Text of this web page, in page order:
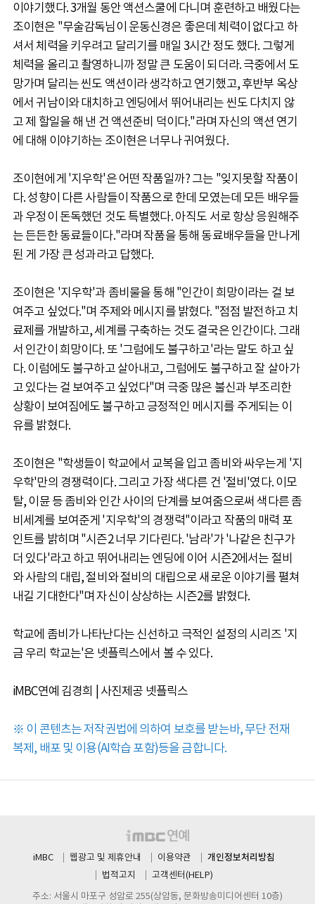
이야기했다. 3개월 동안 액션스쿨에 다니며 훈련하고 배웠다는
조이현은 "무술감독님이 운동신경은 좋은데 체력이 없다고 하
셔서 체력을 키우려고 달리기를 매일 3시간 정도 했다. 그렇게
체력을 올리고 촬영하니까 정말 큰 도움이 되더라. 극중에서 도
망가며 달리는 씬도 액션이라 생각하고 연기했고, 후반부 옥상
에서 귀남이와 대치하고 엔딩에서 뛰어내리는 씬도 다치지 않
고 제 할일을 해 낸 건 액션준비 덕이다."라며 자신의 액션 연기
에 대해 이야기하는 조이현은 너무나 귀여웠다.
조이현에게 '지우학'은 어떤 작품일까? 그는 "잊지못할 작품이
다. 성향이 다른 사람들이 작품으로 한데 모였는데 모든 배우들
과 우정이 돈독했던 것도 특별했다. 아직도 서로 항상 응원해주
는 든든한 동료들이다."라며 작품을 통해 동료배우들을 만나게
된 게 가장 큰 성과라고 답했다.
조이현은 '지우학'과 좀비물을 통해 "인간이 희망이라는 걸 보
여주고 싶었다."며 주제와 메시지를 밝혔다. "점점 발전하고 치
료제를 개발하고, 세계를 구축하는 것도 결국은 인간이다. 그래
서 인간이 희망이다. 또 '그럼에도 불구하고'라는 말도 하고 싶
다. 이럼에도 불구하고 살아내고, 그럼에도 불구하고 잘 살아가
고 있다는 걸 보여주고 싶었다"며 극중 많은 불신과 부조리한
상황이 보여짐에도 불구하고 긍정적인 메시지를 주게되는 이
유를 밝혔다.
조이현은 "학생들이 학교에서 교복을 입고 좀비와 싸우는게 '지
우학'만의 경쟁력이다. 그리고 가장 색다른 건 '절비'였다. 이모
탈, 이뮨 등 좀비와 인간 사이의 단계를 보여줌으로써 색다른 좀
비세계를 보여준게 '지우학'의 경쟁력"이라고 작품의 매력 포
인트를 밝히며 "시즌2 너무 기다린다. '남라'가 '나같은 친구가
더 있다'라고 하고 뛰어내리는 엔딩에 이어 시즌2에서는 절비
와 사람의 대립, 절비와 절비의 대립으로 새로운 이야기를 펼쳐
내길 기대한다"며 자신이 상상하는 시즌2를 밝혔다.
학교에 좀비가 나타난다는 신선하고 극적인 설정의 시리즈 '지
금 우리 학교는'은 넷플릭스에서 볼 수 있다.
iMBC연예 김경희 | 사진제공 넷플릭스
※ 이 콘텐츠는 저작권법에 의하여 보호를 받는바, 무단 전재
복제, 배포 및 이용(AI학습 포함)등을 금합니다.
iMBC 웹광고 및 제휴안내 이용약관 개인정보처리방침
법적고지
고객센터(HELP)
주소: 서울시 마포구 성암로 255(상암동, 문화방송미디어센터 10층)